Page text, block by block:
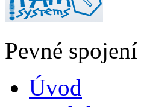
Pevné
Úvod